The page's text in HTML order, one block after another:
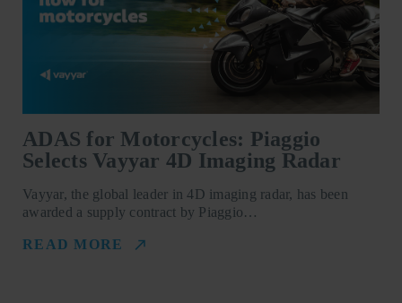
ADAS for Motorcycles: Piaggio
Selects Vayyar 4D Imaging Radar
Vayyar, the global leader in 4D imaging radar, has been
awarded a supply contract by Piaggio…
READ MORE